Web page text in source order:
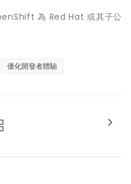
為 Red Hat 或其子公
優化開發者體驗